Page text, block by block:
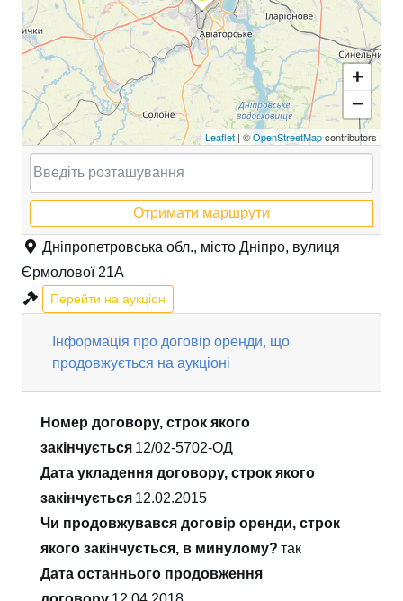
+
−
Leaflet | ©OpenStreetMapcontributors
Отримати маршрути
Дніпропетровська обл., місто Дніпро, вулиця
Єрмолової 21А
Перейти на аукціон
Інформація про договір оренди, що
продовжується на аукціоні
Номер договору, строк якого
закінчується 12/02-5702-ОД
Дата укладення договору, строк якого
закінчується 12.02.2015
Чи продовжувався договір оренди, строк
якого закінчується, в минулому? так
Дата останнього продовження